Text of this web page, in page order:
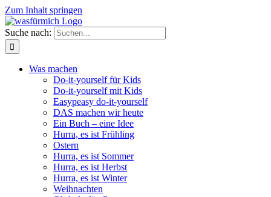
Zum Inhalt springen
Suche nach:
Was machen
Do-it-yourself für Kids
Do-it-yourself mit Kids
Easypeasy do-it-yourself
DAS machen wir heute
Ein Buch – eine Idee
Hurra, es ist Frühling
Ostern
Hurra, es ist Sommer
Hurra, es ist Herbst
Hurra, es ist Winter
Weihnachten